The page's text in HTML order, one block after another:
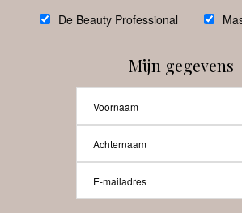
Beauty-
De Beauty Professional
Mijn gegevens